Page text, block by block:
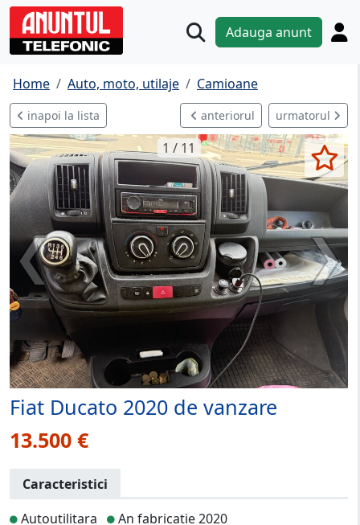
Adauga anunt
Home Auto, moto, utilaje Camioane
inapoi la lista anteriorul urmatorul
1 / 11
Fiat Ducato 2020 de vanzare
13.500 €
Caracteristici
Autoutilitara
An fabricatie 2020